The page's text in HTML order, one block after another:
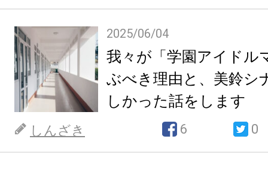
2025/06/04
我々が「学園アイドル
ぶべき理由と、美鈴シ
しかった話をします
しんざき 6 0